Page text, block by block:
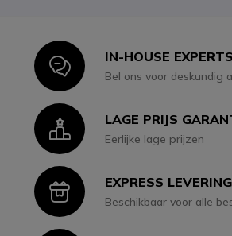
IconIN-HOUSE EXPERTS
Bel ons voor deskundig
IconLAGE PRIJS
Eerlijke lage prijzen
IconEXPRESS LEVERING
Beschikbaar voor alle